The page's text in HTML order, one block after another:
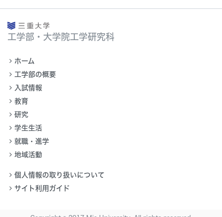
工学部・大学院工学研究科
ホーム
工学部の概要
入試情報
教育
研究
学生生活
就職・進学
地域活動
個人情報の取り扱いについて
サイト利用ガイド